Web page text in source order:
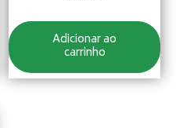
Adicionar ao
carrinho